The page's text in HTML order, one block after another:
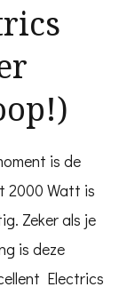
is de
2000 Watt is
Zeker als je
is deze
Electrics